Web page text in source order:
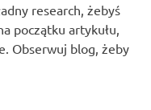
research, żebyś
początku artykułu,
Obserwuj blog, żeby